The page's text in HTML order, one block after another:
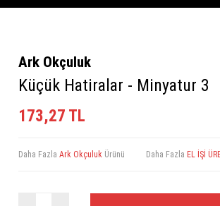
Ark Okçuluk
Küçük Hatiralar - Minyatur 3
173,27 TL
Daha Fazla Ark Okçuluk Ürünü Daha Fazla EL İŞİ